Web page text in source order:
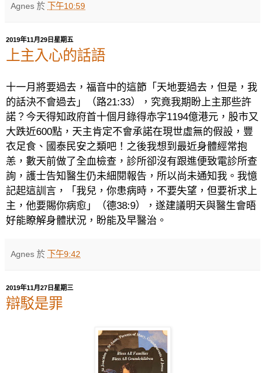
Agnes 於 下午10:59
2019年11月29日星期五
上主入心的話語
十一月將要過去，福音中的這節「天地要過去，但是，我
的話決不會過去」（路21:33），究竟我期盼上主那些許
諾？今天得知政府首十個月錄得赤字1194億港元，股市又
大跌近600點，天主肯定不會承諾在現世虛無的假設，豐
衣足食、國泰民安之類吧！之後我想到最近身體經常抱
恙，數天前做了全血檢查，診所卻沒有跟進便致電診所查
詢，護士告知醫生仍未細閱報告，所以尚未通知我。我憶
記起這訓言，「我兒，你患病時，不要失望，但要祈求上
主，他要賜你病愈」（德38:9），遂建議明天與醫生會晤
好能瞭解身體狀況，盼能及早醫治。
Agnes 於 下午9:42
2019年11月27日星期三
辯駁是罪